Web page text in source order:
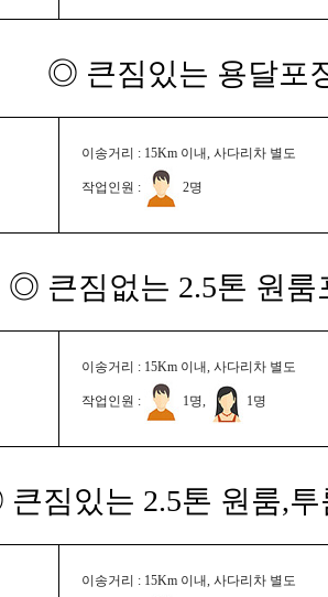
◎ 큰짐있는 용달포
이송거리 : 15Km 이내, 사다리차 별도
작업인원 : 2명
◎ 큰짐없는 2.5톤 원룸
이송거리 : 15Km 이내, 사다리차 별도
작업인원 : 1명, 1명
짐있는 2.5톤 원룸,
이송거리 : 15Km 이내, 사다리차 별도